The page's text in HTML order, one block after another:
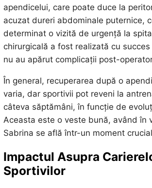
apendicelui, care poate duce la
acuzat dureri abdominale puternice,
determinat o vizită de urgență la
chirurgicală a fost realizată cu
nu au apărut complicații post-
În general, recuperarea după o
varia, dar sportivii pot reveni la
câteva săptămâni, în funcție de
Aceasta este o veste bună, având în
Sabrina se află într-un moment
Impactul Asupra
Sportivilor